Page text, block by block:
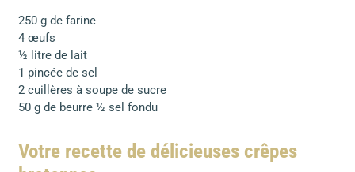
250 g de farine
4 œufs
½ litre de lait
1 pincée de sel
2 cuillères à soupe de sucre
50 g de beurre ½ sel fondu
Votre recette de délicieuses crêpes